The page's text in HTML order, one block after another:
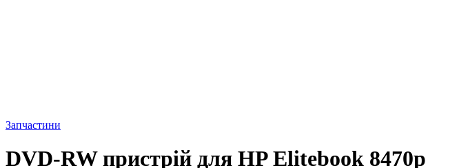
Запчастини
DVD-RW пристрій для HP Elitebook 8470p